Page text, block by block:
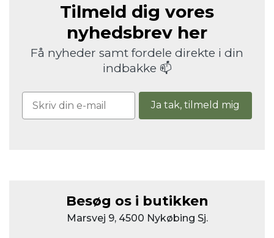
Tilmeld dig vores
nyhedsbrev her
Få nyheder samt fordele direkte i din
indbakke 📫
Ja tak, tilmeld mig
Besøg os i butikken
Marsvej 9, 4500 Nykøbing Sj.